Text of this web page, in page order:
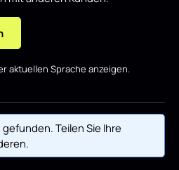
aktuellen Sprache anzeigen.
Teilen Sie Ihre